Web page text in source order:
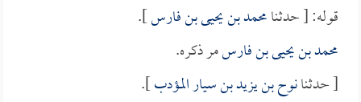
قوله: [ حدثنامحمد بن يحيى بن فارس].
محمد بن يحيى بن فارسمر ذكره.
[ حدثنانوح بن يزيد بن سيار المؤدب].